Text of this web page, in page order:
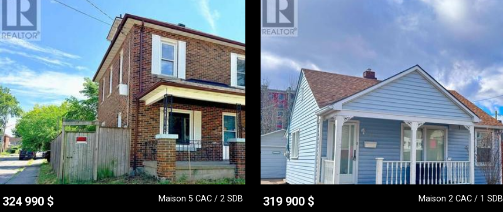
324 990 $
Maison 5 CAC / 2 SDB
319 900 $
Maison 2 CAC / 1 SDB